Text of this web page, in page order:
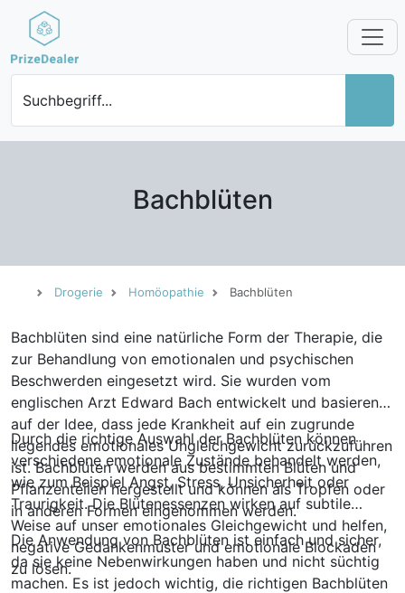
Suchbegriff...
Bachblüten
Drogerie Homöopathie Bachblüten
Bachblüten sind eine natürliche Form der Therapie, die
zur Behandlung von emotionalen und psychischen
Beschwerden eingesetzt wird. Sie wurden vom
englischen Arzt Edward Bach entwickelt und basieren
auf der Idee, dass jede Krankheit auf ein zugrunde
liegendes emotionales Ungleichgewicht zurückzuführen
ist. Bachblüten werden aus bestimmten Blüten und
Pflanzenteilen hergestellt und können als Tropfen oder
in anderen Formen eingenommen werden.
Durch die richtige Auswahl der Bachblüten können
verschiedene emotionale Zustände behandelt werden,
wie zum Beispiel Angst, Stress, Unsicherheit oder
Traurigkeit. Die Blütenessenzen wirken auf subtile
Weise auf unser emotionales Gleichgewicht und helfen,
negative Gedankenmuster und emotionale Blockaden
zu lösen.
Die Anwendung von Bachblüten ist einfach und sicher,
da sie keine Nebenwirkungen haben und nicht süchtig
machen. Es ist jedoch wichtig, die richtigen Bachblüten